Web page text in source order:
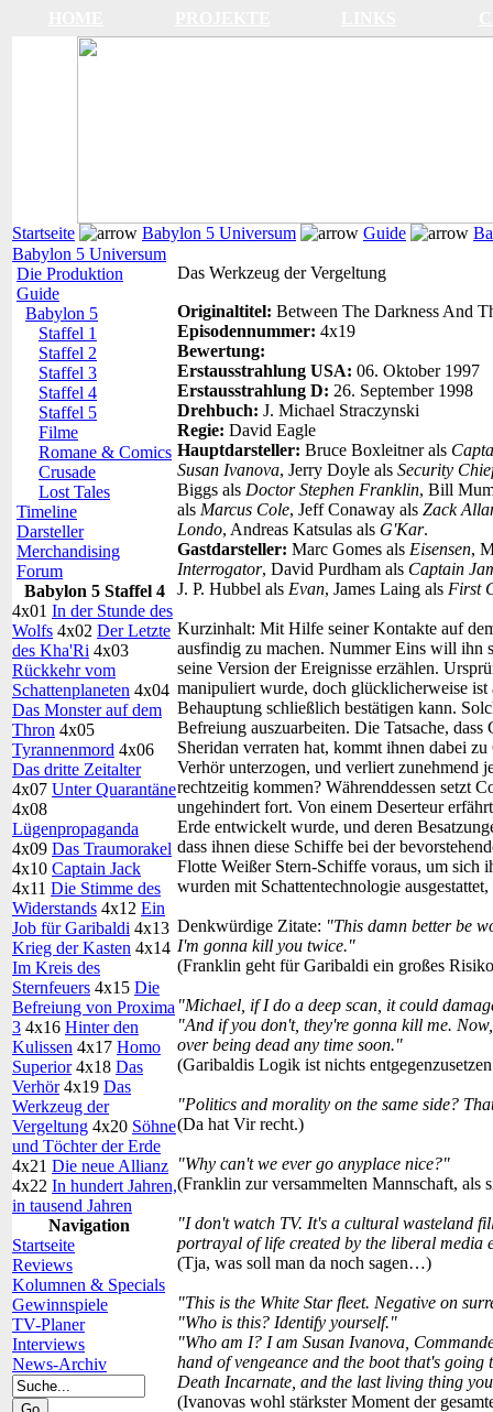
Startseite Babylon 5 Universum Guide
Babylon 5 Universum
Die Produktion
Guide
Babylon 5
Staffel 1
Staffel 2
Staffel 3
Staffel 4
Staffel 5
Filme
Romane & Comics
Crusade
Lost Tales
Timeline
Darsteller
Merchandising
Forum
Babylon 5 Staffel 4
4x01 In der Stunde des
Wolfs 4x02 Der Letzte
des Kha'Ri 4x03
Rückkehr vom
Schattenplaneten 4x04
Das Monster auf dem
Thron 4x05
Tyrannenmord 4x06
Das dritte Zeitalter
4x07 Unter Quarantäne
4x08
Lügenpropaganda
4x09 Das Traumorakel
4x10 Captain Jack
4x11 Die Stimme des
Widerstands 4x12 Ein
Job für Garibaldi 4x13
Krieg der Kasten 4x14
Im Kreis des
Sternfeuers 4x15 Die
Befreiung von Proxima
3 4x16 Hinter den
Kulissen 4x17 Homo
Superior4x18 Das
Verhör4x19 Das
Werkzeug der
Vergeltung 4x20 Söhne
und Töchter der Erde
4x21 Die neue Allianz
4x22 In hundert Jahren,
in tausend Jahren
Navigation
Startseite
Reviews
Kolumnen & Specials
Gewinnspiele
TV-Planer
Interviews
News-Archiv
Das Werkzeug der Vergeltung
Originaltitel: Between The Darkness And
Episodennummer: 4x19
Bewertung:
Erstausstrahlung USA: 06. Oktober 1997
Erstausstrahlung D: 26. September 1998
Drehbuch: J. Michael Straczynski
Regie: David Eagle
Hauptdarsteller: Bruce Boxleitner als
Susan Ivanova, Jerry Doyle als Security
Biggs als Doctor Stephen Franklin, Bill
als Marcus Cole, Jeff Conaway als Zack
Londo, Andreas Katsulas als G'Kar.
Gastdarsteller: Marc Gomes als Eisensen,
Interrogator, David Purdham als Captain
J. P. Hubbel als Evan, James Laing als First
Kurzinhalt: Mit Hilfe seiner Kontakte auf
ausfindig zu machen. Nummer Eins will ihn
seine Version der Ereignisse erzählen.
manipuliert wurde, doch glücklicherweise
Behauptung schließlich bestätigen kann.
Befreiung auszuarbeiten. Die Tatsache,
Sheridan verraten hat, kommt ihnen dabei
Verhör unterzogen, und verliert zunehmend
rechtzeitig kommen? Währenddessen setzt
ungehindert fort. Von einem Deserteur
Erde entwickelt wurde, und deren
dass ihnen diese Schiffe bei der
Flotte Weißer Stern-Schiffe voraus, um sich
wurden mit Schattentechnologie
Denkwürdige Zitate: "This damn better be
I'm gonna kill you twice."
(Franklin geht für Garibaldi ein großes
"Michael, if I do a deep scan, it could
"And if you don't, they're gonna kill me.
over being dead any time soon."
(Garibaldis Logik ist nichts
"Politics and morality on the same side?
(Da hat Vir recht.)
"Why can't we ever go anyplace nice?"
(Franklin zur versammelten Mannschaft, als
"I don't watch TV. It's a cultural wasteland
portrayal of life created by the liberal media
(Tja, was soll man da noch sagen…)
"This is the White Star fleet. Negative on
"Who is this? Identify yourself."
"Who am I? I am Susan Ivanova,
hand of vengeance and the boot that's
Death Incarnate, and the last living thing
(Ivanovas wohl stärkster Moment der